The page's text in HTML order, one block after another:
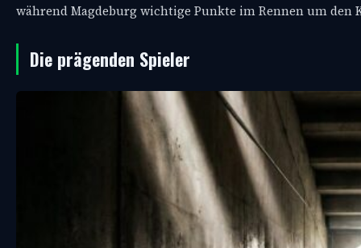
während Magdeburg wichtige Punkte im Rennen um den
Die prägenden Spieler